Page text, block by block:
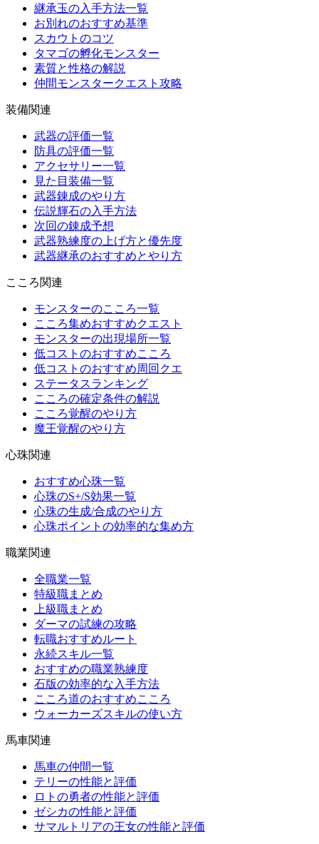
継承玉の入手方法一覧
お別れのおすすめ基準
スカウトのコツ
タマゴの孵化モンスター
素質と性格の解説
仲間モンスタークエスト攻略
装備関連
武器の評価一覧
防具の評価一覧
アクセサリー一覧
見た目装備一覧
武器錬成のやり方
伝説輝石の入手方法
次回の錬成予想
武器熟練度の上げ方と優先度
武器継承のおすすめとやり方
こころ関連
モンスターのこころ一覧
こころ集めおすすめクエスト
モンスターの出現場所一覧
低コストのおすすめこころ
低コストのおすすめ周回クエ
ステータスランキング
こころの確定条件の解説
こころ覚醒のやり方
魔王覚醒のやり方
心珠関連
おすすめ心珠一覧
心珠のS+/S効果一覧
心珠の生成/合成のやり方
心珠ポイントの効率的な集め方
職業関連
全職業一覧
特級職まとめ
上級職まとめ
ダーマの試練の攻略
転職おすすめルート
永続スキル一覧
おすすめの職業熟練度
石版の効率的な入手方法
こころ道のおすすめこころ
ウォーカーズスキルの使い方
馬車関連
馬車の仲間一覧
テリーの性能と評価
ロトの勇者の性能と評価
ゼシカの性能と評価
サマルトリアの王女の性能と評価